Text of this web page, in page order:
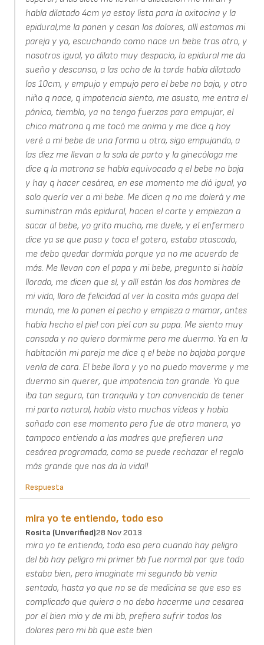
había dilatado 4cm ya estoy lista para la oxitocina y la
epidural,me la ponen y cesan los dolores, allí estamos mi
pareja y yo, escuchando como nace un bebe tras otro, y
nosotros igual, yo dilato muy despacio, la epidural me da
sueño y descanso, a las ocho de la tarde había dilatado
los 10cm, y empujo y empujo pero el bebe no baja, y otro
niño q nace, q impotencia siento, me asusto, me entra el
pánico, tiemblo, ya no tengo fuerzas para empujar, el
chico matrona q me tocó me anima y me dice q hoy
veré a mi bebe de una forma u otra, sigo empujando, a
las diez me llevan a la sala de parto y la ginecóloga me
dice q la matrona se había equivocado q el bebe no baja
y hay q hacer cesárea, en ese momento me dió igual, yo
solo quería ver a mi bebe. Me dicen q no me dolerá y me
suministran más epidural, hacen el corte y empiezan a
sacar al bebe, yo grito mucho, me duele, y el enfermero
dice ya se que pasa y toca el gotero, estaba atascado,
me debo quedar dormida porque ya no me acuerdo de
más. Me llevan con el papa y mi bebe, pregunto si había
llorado, me dicen que sí, y allí están los dos hombres de
mi vida, lloro de felicidad al ver la cosita más guapa del
mundo, me lo ponen el pecho y empieza a mamar, antes
había hecho el piel con piel con su papa. Me siento muy
cansada y no quiero dormirme pero me duermo. Ya en la
habitación mi pareja me dice q el bebe no bajaba porque
venía de cara. El bebe llora y yo no puedo moverme y me
duermo sin querer, que impotencia tan grande. Yo que
iba tan segura, tan tranquila y tan convencida de tener
mi parto natural, había visto muchos vídeos y había
soñado con ese momento pero fue de otra manera, yo
tampoco entiendo a las madres que prefieren una
cesárea programada, como se puede rechazar el regalo
más grande que nos da la vida!!
Respuesta
mira yo te entiendo, todo eso
Rosita (unverified)28 Nov 2013
mira yo te entiendo, todo eso pero cuando hay peligro
del bb hay peligro mi primer bb fue normal por que todo
estaba bien, pero imaginate mi segundo bb venia
sentado, hasta yo que no se de medicina se que eso es
complicado que quiera o no debo hacerme una cesarea
por el bien mio y de mi bb, prefiero sufrir todos los
dolores pero mi bb que este bien